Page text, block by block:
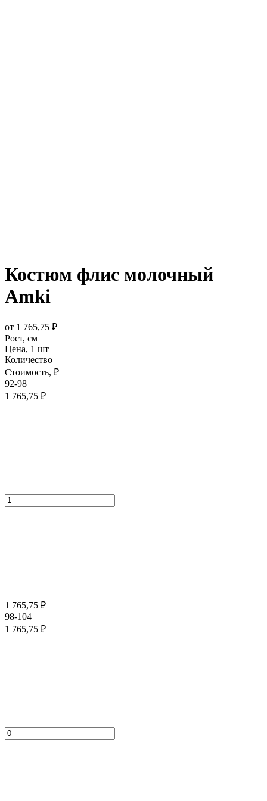
Костюм флис молочный
Amki
от 1 765,75 ₽
Рост, см
Цена, 1 шт
Количество
Стоимость, ₽
92-98
1 765,75 ₽
1 765,75 ₽
98-104
1 765,75 ₽